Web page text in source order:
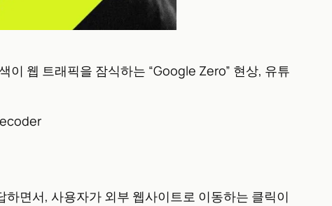
웹 트래픽을 잠식하는 “Google Zero” 현상, 유튜
면서, 사용자가 외부 웹사이트로 이동하는 클릭이